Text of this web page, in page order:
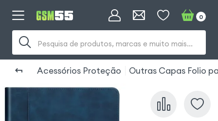
Pesquisa de produtos, marcas e muito mais...
0
Acessórios Proteção Outras Capas Folio